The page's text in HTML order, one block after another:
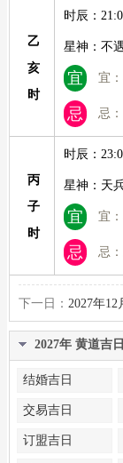
乙
亥
时
时辰：
星神：不
宜 宜
忌 忌
丙
子
时
时辰：
星神：天
宜 宜
忌 忌
下一日： 2027年
2027年 黄道吉
结婚吉日
交易吉日
订盟吉日